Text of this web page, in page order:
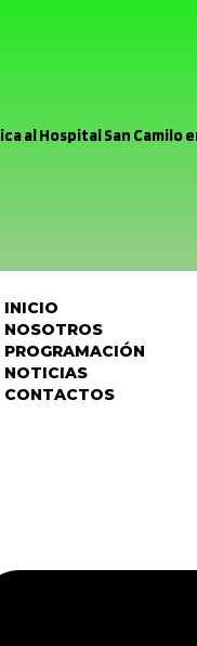
al Hospital San Camilo
pelea Unión San Felipe
Provincial
INICIO
NOSOTROS
PROGRAMACIÓN
NOTICIAS
CONTACTOS